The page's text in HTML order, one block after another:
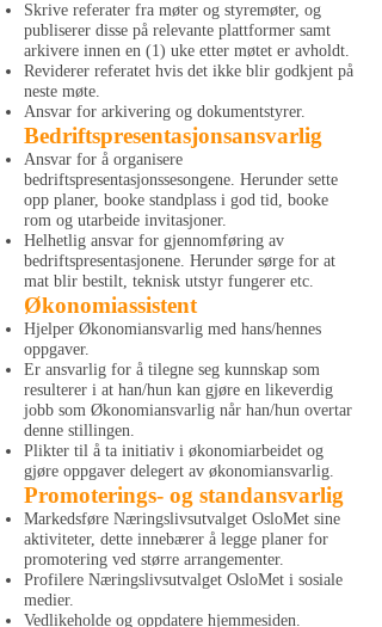
Skrive referater fra møter og styremøter, og
publiserer disse på relevante plattformer samt
arkivere innen en (1) uke etter møtet er avholdt.
Reviderer referatet hvis det ikke blir godkjent på
neste møte.
Ansvar for arkivering og dokumentstyrer.
Bedriftspresentasjonsansvarlig
Ansvar for å organisere
bedriftspresentasjonssesongene. Herunder sette
opp planer, booke standplass i god tid, booke
rom og utarbeide invitasjoner.
Helhetlig ansvar for gjennomføring av
bedriftspresentasjonene. Herunder sørge for at
mat blir bestilt, teknisk utstyr fungerer etc.
Økonomiassistent
Hjelper Økonomiansvarlig med hans/hennes
oppgaver.
Er ansvarlig for å tilegne seg kunnskap som
resulterer i at han/hun kan gjøre en likeverdig
jobb som Økonomiansvarlig når han/hun overtar
denne stillingen.
Plikter til å ta initiativ i økonomiarbeidet og
gjøre oppgaver delegert av økonomiansvarlig.
Promoterings- og standansvarlig
Markedsføre Næringslivsutvalget OsloMet sine
aktiviteter, dette innebærer å legge planer for
promotering ved større arrangementer.
Profilere Næringslivsutvalget OsloMet i sosiale
medier.
Vedlikeholde og oppdatere hjemmesiden.